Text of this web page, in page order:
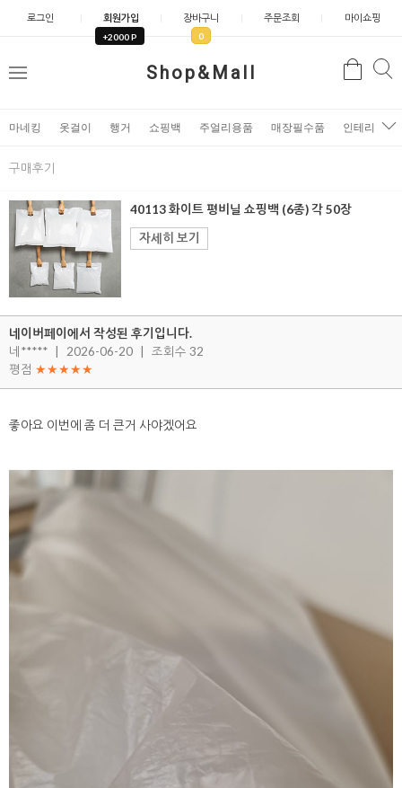
로그인 회원가입
+2000 P
장바구니
0
주문조회 마이쇼핑
Shop&Mall
메
검
마네킹 옷걸이 행거 쇼핑백 주얼리용품 매장필수품 인테리어소
구매후기
40113 화이트 평비닐 쇼핑백 (6종) 각 50장
자세히 보기
네이버페이에서 작성된 후기입니다.
네*****
2026-06-20
조회수 32
평점 ★★★★★
좋아요 이번에 좀 더 큰거 사야겠어요